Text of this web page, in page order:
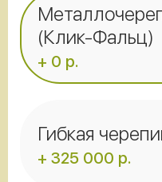
(Клик-Фальц)
+ 0 р.
Гибкая
+ 325 000 р.